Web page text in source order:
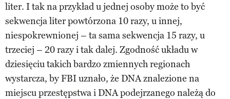
liter. I tak na przykład u jednej osoby może to być
sekwencja liter powtórzona 10 razy, u innej,
niespokrewnionej – ta sama sekwencja 15 razy, u
trzeciej – 20 razy i tak dalej. Zgodność układu w
dziesięciu takich bardzo zmiennych regionach
wystarcza, by FBI uznało, że DNA znalezione na
miejscu przestępstwa i DNA podejrzanego należą do